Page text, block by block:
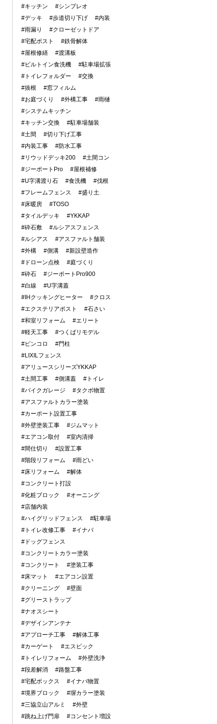
#キッチン
#シンプレオ
#デッキ
#歩道切り下げ
#内装
#雨漏り
#クローゼットドア
#宅配ポスト
#鉄骨解体
#屋根修繕
#渡溝板
#ビルトイン食洗機
#駐車場拡張
#トイレフォルダー
#交換
#抜根
#窓フィルム
#お庭づくり
#外構工事
#雨樋
#システムキッチン
#キッチン交換
#駐車場舗装
#土間
#切り下げ工事
#内装工事
#防水工事
#リウッドデッキ200
#土間コン
#ジーポートPro
#屋根補修
#U字溝渡り石
#食洗機
#伐根
#フレームフェンス
#盛り土
#床暖房
#TOSO
#タイルデッキ
#YKKAP
#砕石敷
#ルシアスフェンス
#ルシアス
#アスファルト舗装
#外構
#側溝
#新設壁造作
#ドローン点検
#庭づくり
#砕石
#ジーポートPro900
#白線
#U字溝蓋
#IHクッキングヒーター
#クロス
#エクステリアポスト
#石さい
#和室リフォーム
#エリート
#軽天工事
#つくばリモデル
#ピンコロ
#門柱
#LIXILフェンス
#アリュースシリーズYKKAP
#土間工事
#側溝蓋
#トイレ
#バイクガレージ
#タクボ物置
#アスファルトカラー塗装
#カーポート設置工事
#外壁塗装工事
#ジムマット
#エアコン取付
#室内清掃
#間仕切り
#設置工事
#階段リフォーム
#雨どい
#床リフォーム
#解体
#コンクリート打設
#化粧ブロック
#オーニング
#店舗内装
#ハイグリッドフェンス
#駐車場
#トイレ改修工事
#イナバ
#ドッグフェンス
#コンクリートカラー塗装
#コンクリート
#塗装工事
#床マット
#エアコン設置
#クリーニング
#壁面
#グリーストラップ
#ナオスシート
#デザインアンテナ
#アプローチ工事
#解体工事
#カーゲート
#エスビック
#トイレリフォーム
#外壁洗浄
#段差解消
#路盤工事
#宅配ボックス
#イナバ物置
#境界ブロック
#塀カラー塗装
#三協立山アルミ
#外壁
#跳ね上げ門扉
#コンセント増設